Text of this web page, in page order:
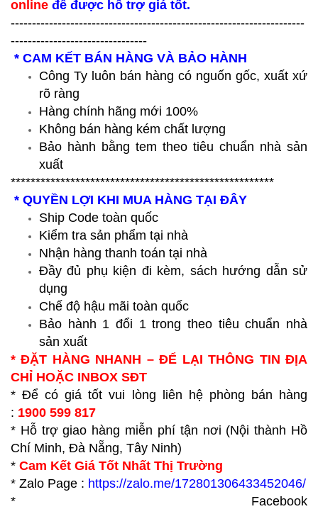
online để được hỗ trợ giá tốt.
---------------------------------------------------------------------
--------------------------------
* CAM KẾT BÁN HÀNG VÀ BẢO HÀNH
Công Ty luôn bán hàng có nguốn gốc, xuất xứ
rõ ràng
Hàng chính hãng mới 100%
Không bán hàng kém chất lượng
Bảo hành bằng tem theo tiêu chuẩn nhà sản
xuất
*****************************************************
* QUYỀN LỢI KHI MUA HÀNG TẠI ĐÂY
Ship Code toàn quốc
Kiểm tra sản phẩm tại nhà
Nhận hàng thanh toán tại nhà
Đầy đủ phụ kiện đi kèm, sách hướng dẫn sử
dụng
Chế độ hậu mãi toàn quốc
Bảo hành 1 đổi 1 trong theo tiêu chuẩn nhà
sản xuất
* ĐẶT HÀNG NHANH – ĐỂ LẠI THÔNG TIN ĐỊA
CHỈ HOẶC INBOX SĐT
* Để có giá tốt vui lòng liên hệ phòng bán hàng
: 1900 599 817
* Hỗ trợ giao hàng miễn phí tận nơi (Nội thành Hồ
Chí Minh, Đà Nẵng, Tây Ninh)
* Cam Kết Giá Tốt Nhất Thị Trường
* Zalo Page : https://zalo.me/172801306433452046/
* Facebook